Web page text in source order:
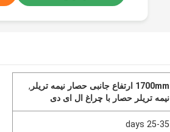
1700mm ارتفاع جانبی حصار نیمه تریلر
,
نیمه تریلر حصار با چراغ ال ای دی
25-35 days